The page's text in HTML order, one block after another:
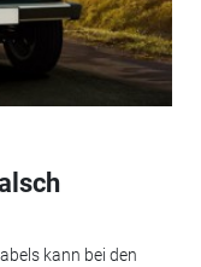
kann bei den